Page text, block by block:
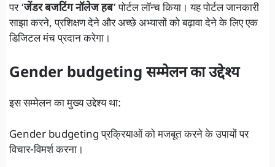
पर ‘जेंडर बजटिंग नॉलेज हब‘ पोर्टल लॉन्च किया। यह पोर्टल जानकारी
साझा करने, प्रशिक्षण देने और अच्छे अभ्यासों को बढ़ावा देने के लिए एक
डिजिटल मंच प्रदान करेगा।
Gender budgeting सम्मेलन का उद्देश्य
इस सम्मेलन का मुख्य उद्देश्य था:
Gender budgeting प्रक्रियाओं को मजबूत करने के उपायों पर
विचार-विमर्श करना।